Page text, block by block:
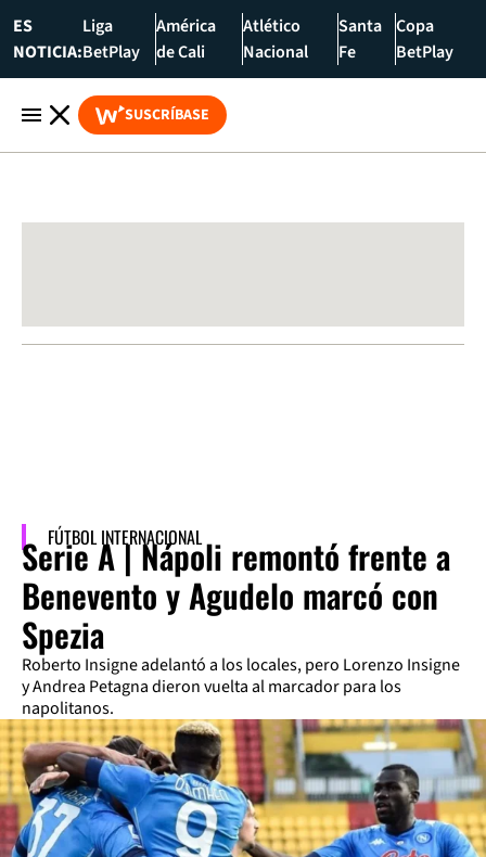
ES
NOTICIA:
Liga
BetPlay
América
de Cali
Atlético
Nacional
Santa
Fe
Copa
BetPlay
SUSCRÍBASE
FÚTBOL INTERNACIONAL
Serie A | Nápoli remontó frente a
Benevento y Agudelo marcó con
Spezia
Roberto Insigne adelantó a los locales, pero Lorenzo Insigne
y Andrea Petagna dieron vuelta al marcador para los
napolitanos.